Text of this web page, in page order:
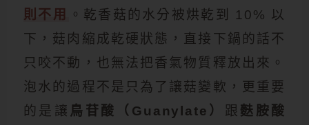
則不用
。乾香菇的水分被烘乾到 10% 以
下，菇肉縮成乾硬狀態，直接下鍋的話不
只咬不動，也無法把香氣物質釋放出來。
泡水的過程不是只為了讓菇變軟，更重要
的是讓 鳥苷酸（Guanylate） 跟 麩胺酸